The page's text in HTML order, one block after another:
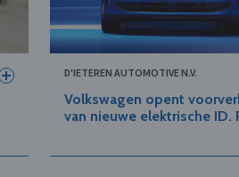
D'IETEREN AUTOMOTIVE N.V.
Volkswagen opent
van nieuwe elektrische ID.